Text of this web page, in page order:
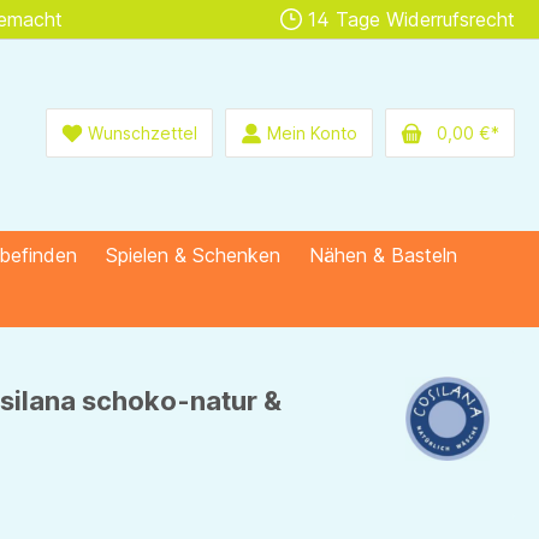
14 Tage Widerrufsrecht
Wunschzettel Mein Konto 0,00 €*
Spielen & Schenken
Nähen & Basteln
schoko-natur &